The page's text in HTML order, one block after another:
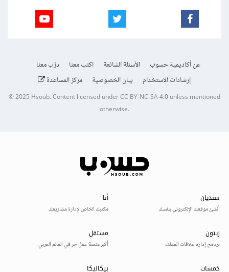
عن أكاديمية حسوب الأسئلة الشائعة اكتب معنا
درّب معنا
إرشادات الاستخدام
بيان الخصوصية مركز المساعدة
© 2025Hsoub.Content licensed underCC BY-NC-SA 4.0unless mentioned
otherwise.